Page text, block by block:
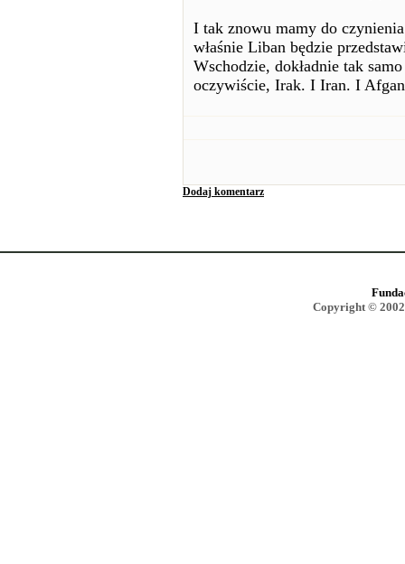
I tak znowu mamy do
właśnie Liban będzie
Wschodzie, dokładnie tak
oczywiście, Irak. I Iran. I
Dodaj komentarz
Copyright ©